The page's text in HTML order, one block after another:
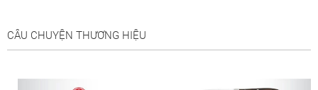
CÂU CHUYỆN THƯƠNG HIỆU